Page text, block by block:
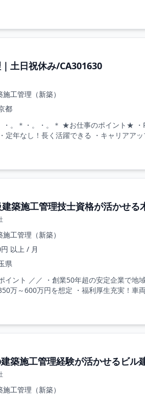
土日祝休み/CA301630
施工管理（新築）
都
・。＊・。・。＊ ★お仕事のポイント★
定年なし！長く活躍できる ・キャリアア
築施工管理技士資格が活かせ
施工管理（新築）
以上 / 月
県
イント ／／ ・創業50年超の安定企業で
万～600万円を想定 ・福利厚生充実！車
築施工管理経験が活かせるビル
施工管理（新築）